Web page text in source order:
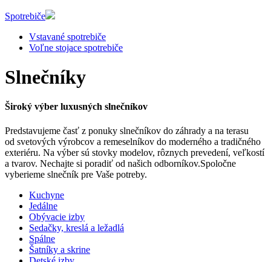
Spotrebiče
Vstavané spotrebiče
Voľne stojace spotrebiče
Slnečníky
Široký výber luxusných slnečníkov
Predstavujeme časť z ponuky slnečníkov do záhrady a na terasu
od svetových výrobcov a remeselníkov do moderného a tradičného
exteriéru. Na výber sú stovky modelov, rôznych prevedení, veľkostí
a tvarov. Nechajte si poradiť od našich odborníkov.Spoločne
vyberieme slnečník pre Vaše potreby.
Kuchyne
Jedálne
Obývacie izby
Sedačky, kreslá a ležadlá
Spálne
Šatníky a skrine